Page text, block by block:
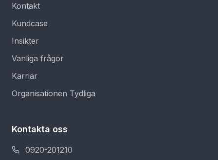
Kontakt
Kundcase
Insikter
Vanliga frågor
Karriär
Organisationen Tydliga
Kontakta oss
0920-201210